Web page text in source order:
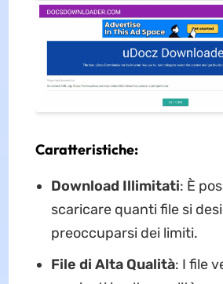
Caratteristiche:
Download Illimitati: È
scaricare quanti file si
preoccuparsi dei limiti.
File di Alta Qualità: I file